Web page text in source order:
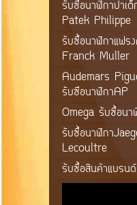
รับซื้อนาฬิกาปาเ
Patek Philippe
รับซื้อนาฬิกาแฟร
Franck Muller
Audemars
รับซือนาฬิกาAP
Omega รับซื้อนา
รับซื้อนาฬิกา
Lecoultre
รับซื้อสินค้าแบรน